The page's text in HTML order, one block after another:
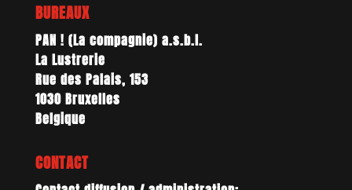
BUREAUX
PAN ! (La compagnie) a.s.b.l.
La Lustrerie
Rue des Palais, 153
1030 Bruxelles
Belgique
CONTACT